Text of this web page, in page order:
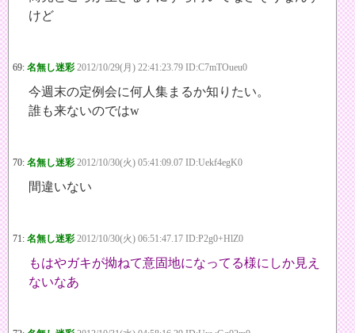
けど
69: 名無し迷彩 2012/10/29(月) 22:41:23.79 ID:C7mTOueu0
今週末の定例会に何人集まるか知りたい。
誰も来ないのではw
70: 名無し迷彩 2012/10/30(火) 05:41:09.07 ID:Uekf4egK0
間違いない
71: 名無し迷彩 2012/10/30(火) 06:51:47.17 ID:P2g0+HlZ0
もはやガキが拗ねて意固地になってる様にしか見え
ないなあ